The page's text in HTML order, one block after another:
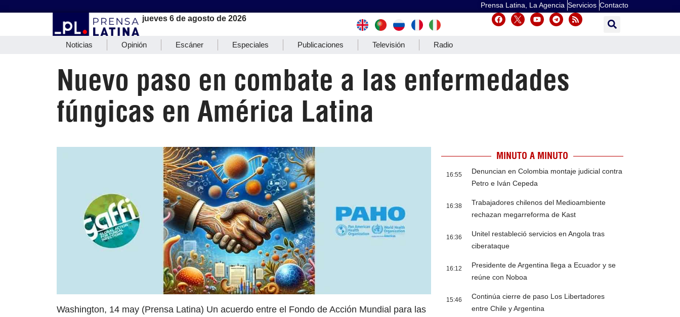
Prensa Latina, La Agencia Servicios Contacto
jueves 6 de agosto de 2026
Noticias Opinión Escáner Especiales Publicaciones Televisión Radio
Nuevo paso en combate a las enfermedades
fúngicas en América Latina
Washington, 14 may (Prensa Latina) Un acuerdo entre el Fondo de Acción Mundial para las
MINUTO A MINUTO
16:55
Denuncian en Colombia montaje judicial contra
Petro e Iván Cepeda
16:38
Trabajadores chilenos del Medioambiente
rechazan megarreforma de Kast
16:36
Unitel restableció servicios en Angola tras
ciberataque
16:12
Presidente de Argentina llega a Ecuador y se
reúne con Noboa
15:46
Continúa cierre de paso Los Libertadores
entre Chile y Argentina